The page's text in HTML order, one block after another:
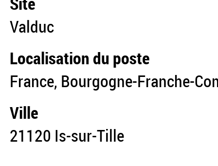
Site
Valduc
Localisation du poste
France, Bourgogne-Franche-
Ville
21120 Is-sur-Tille